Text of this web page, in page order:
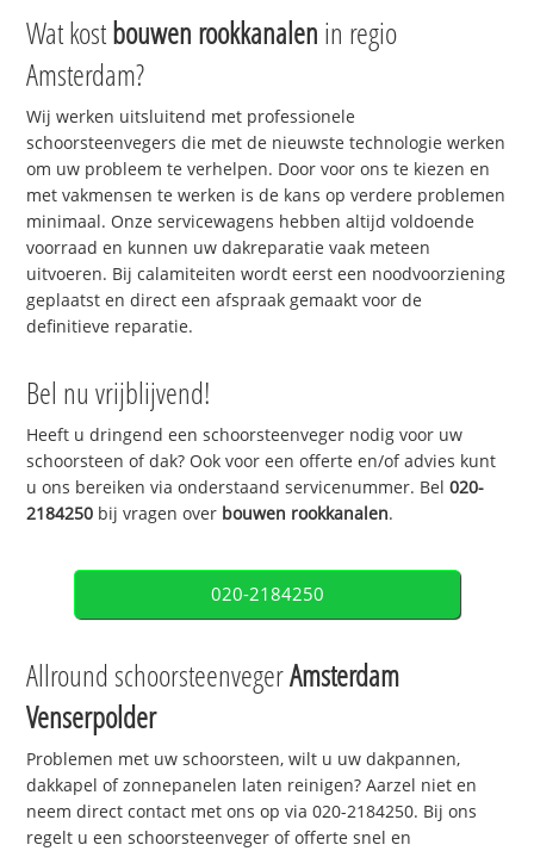
Wat kostbouwen rookkanalen in regio
Amsterdam?
Wij werken uitsluitend met professionele
schoorsteenvegers die met de nieuwste technologie werken
om uw probleem te verhelpen. Door voor ons te kiezen en
met vakmensen te werken is de kans op verdere problemen
minimaal. Onze servicewagens hebben altijd voldoende
voorraad en kunnen uw dakreparatie vaak meteen
uitvoeren. Bij calamiteiten wordt eerst een noodvoorziening
geplaatst en direct een afspraak gemaakt voor de
definitieve reparatie.
Bel nu vrijblijvend!
Heeft u dringend een schoorsteenveger nodig voor uw
schoorsteen of dak? Ook voor een offerte en/of advies kunt
u ons bereiken via onderstaand servicenummer. Bel020-
2184250 bij vragen over bouwen rookkanalen.
020-2184250
Allround schoorsteenvegerAmsterdam
Venserpolder
Problemen met uw schoorsteen, wilt u uw dakpannen,
dakkapel of zonnepanelen laten reinigen? Aarzel niet en
neem direct contact met ons op via 020-2184250. Bij ons
regelt u een schoorsteenveger of offerte snel en